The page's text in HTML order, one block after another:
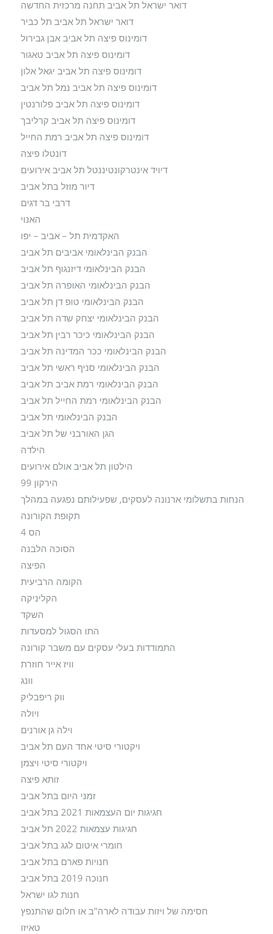
דואר ישראל תל אביב תחנה מרכזית החדשה
דואר ישראל תל אביב תל כביר
דומינוס פיצה תל אביב אבן גבירול
דומינוס פיצה תל אביב טאגור
דומינוס פיצה תל אביב יגאל אלון
דומינוס פיצה תל אביב נמל תל אביב
דומינוס פיצה תל אביב פלורנטין
דומינוס פיצה תל אביב קרליבך
דומינוס פיצה תל אביב רמת החייל
דונטלו פיצה
דיויד אינטרקונטיננטל תל אביב אירועים
דיור מוזל בתל אביב
דרבי בר דגים
האנוי
האקדמית תל – אביב – יפו
הבנק הבינלאומי אביבים תל אביב
הבנק הבינלאומי דיזנגוף תל אביב
הבנק הבינלאומי האופרה תל אביב
הבנק הבינלאומי טופ דן תל אביב
הבנק הבינלאומי יצחק שדה תל אביב
הבנק הבינלאומי כיכר רבין תל אביב
הבנק הבינלאומי ככר המדינה תל אביב
הבנק הבינלאומי סניף ראשי תל אביב
הבנק הבינלאומי רמת אביב תל אביב
הבנק הבינלאומי רמת החייל תל אביב
הבנק הבינלאומי תל אביב
הגן האורבני של תל אביב
הילדה
הילטון תל אביב אולם אירועים
הירקון 99
הנחות בתשלומי ארנונה לעסקים, שפעילותם נפגעה במהלך
תקופת הקורונה
הס 4
הסוכה הלבנה
הפיצה
הקומה הרביעית
הקליניקה
השקד
התו הסגול למסעדות
התמודדות בעלי עסקים עם משבר קורונה
וויז אייר חוזרת
וונג
ווק ריפבליק
ויולה
וילה גן אורנים
ויקטורי סיטי אחד העם תל אביב
ויקטורי סיטי ויצמן
זותא פיצה
זמני היום בתל אביב
חגיגות יום העצמאות 2021 בתל אביב
חגיגות עצמאות 2022 תל אביב
חומרי איטום לגג בתל אביב
חנויות פארם בתל אביב
חנוכה 2019 בתל אביב
חנות לגו ישראל
חסימה של ויזות עבודה לארה"ב או חלום שהתנפץ
טאיזו